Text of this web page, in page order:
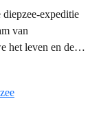
expeditie
van
het leven en de
minst bekende
deed ons